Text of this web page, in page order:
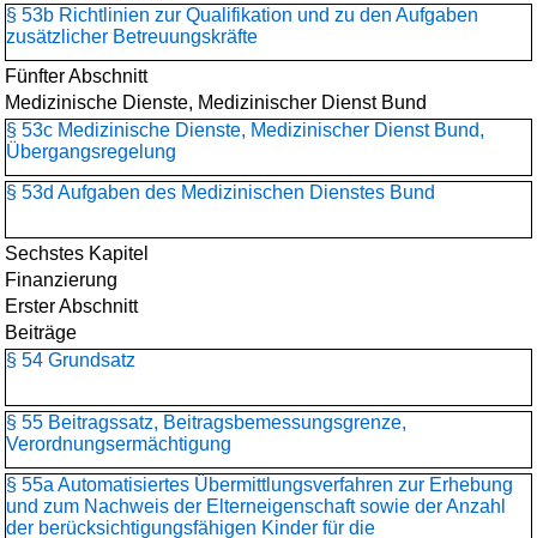
§ 53b Richtlinien zur Qualifikation und zu den Aufgaben
zusätzlicher Betreuungskräfte
Fünfter Abschnitt
Medizinische Dienste, Medizinischer Dienst Bund
§ 53c Medizinische Dienste, Medizinischer Dienst Bund,
Übergangsregelung
§ 53d Aufgaben des Medizinischen Dienstes Bund
Sechstes Kapitel
Finanzierung
Erster Abschnitt
Beiträge
§ 54 Grundsatz
§ 55 Beitragssatz, Beitragsbemessungsgrenze,
Verordnungsermächtigung
§ 55a Automatisiertes Übermittlungsverfahren zur Erhebung
und zum Nachweis der Elterneigenschaft sowie der Anzahl
der berücksichtigungsfähigen Kinder für die